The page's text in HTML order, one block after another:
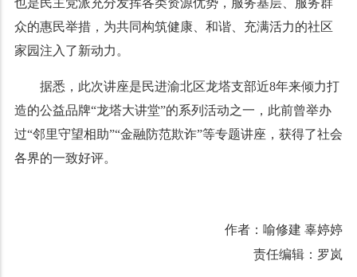
众的惠民举措，为共同构筑健康、和谐、充满活力的社区
家园注入了新动力。
据悉，此次讲座是民进渝北区龙塔支部近8年来倾力打
造的公益品牌“龙塔大讲堂”的系列活动之一，此前曾举办
过“邻里守望相助”“金融防范欺诈”等专题讲座，获得了社会
各界的一致好评。
作者：喻修建 辜婷婷
责任编辑：罗岚